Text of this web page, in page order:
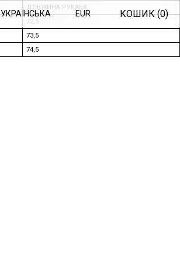
УКРАЇНСЬКА EUR КОШИК (0)
ДОВЖИНА РУКАВА
72,5
73,5
74,5